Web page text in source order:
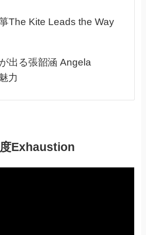
The Kite Leads the Way
出る張韶涵 Angela
力
Exhaustion